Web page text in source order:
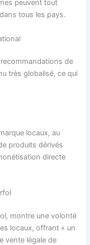
peuvent tout
tous les pays.
recommandations de
très globalisé, ce qui
locaux, au
produits dérivés
directe
montre une volonté
locaux, offrant « un
vente légale de